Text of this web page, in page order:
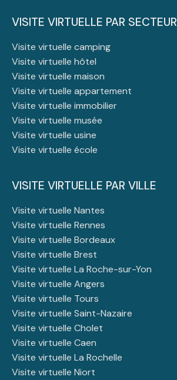
VISITE VIRTUELLE PAR SECTEUR
Visite virtuelle camping
Visite virtuelle hôtel
Visite virtuelle maison
Visite virtuelle appartement
Visite virtuelle immobilier
Visite virtuelle musée
Visite virtuelle usine
Visite virtuelle école
VISITE VIRTUELLE PAR VILLE
Visite virtuelle Nantes
Visite virtuelle Rennes
Visite virtuelle Bordeaux
Visite virtuelle Brest
Visite virtuelle La Roche-sur-Yon
Visite virtuelle Angers
Visite virtuelle Tours
Visite virtuelle Saint-Nazaire
Visite virtuelle Cholet
Visite virtuelle Caen
Visite virtuelle La Rochelle
Visite virtuelle Niort